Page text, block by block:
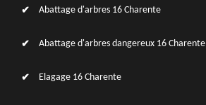
Abattage d'arbres 16 Charente
Abattage d'arbres dangereux 16 Charente
Elagage 16 Charente